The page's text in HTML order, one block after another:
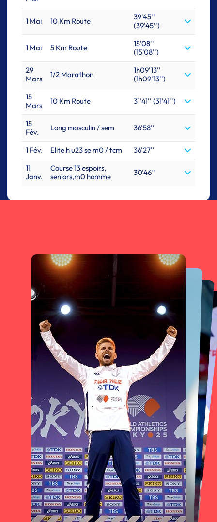
1 Mai 10 Km Route
39'45''
(39'45'')
1 Mai 5 Km Route
15'08''
(15'08'')
29
Mars
1/2 Marathon
1h09'13''
(1h09'13'')
15
Mars
10 Km Route 31'41'' (31'41'')
15
Fév.
Long masculin / sem 36'58''
1 Fév. Elite h u23 se m0 / tcm
36'27''
11
Janv.
Course 13 espoirs,
seniors,m0 homme
30'46''